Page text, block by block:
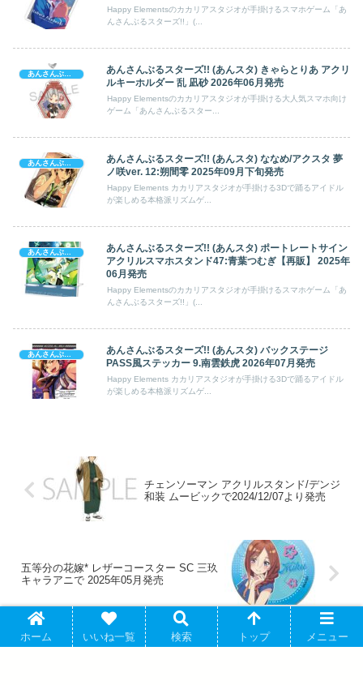
Happy Elementsのカカリアスタジオが手掛けるスマホゲーム「あ
んさんぶるスターズ!!」(...
あんさんぶるスターズ!
あんさんぶるスターズ!! (あんスタ) きゃらとりあ アクリ
ルキーホルダー 乱 凪砂 2026年06月発売
Happy Elementsのカカリアスタジオが手掛ける大人気スマホ向け
ゲーム「あんさんぶるスター...
あんさんぶるスターズ!
あんさんぶるスターズ!! (あんスタ) ななめ/アクスタ 夢
ノ咲ver. 12:朔間零 2025年09月下旬発売
Happy Elements カカリアスタジオが手掛ける3Dで踊るアイドル
が楽しめる本格派リズムゲ...
あんさんぶるスターズ!
あんさんぶるスターズ!! (あんスタ) ポートレートサイン
アクリルスマホスタンド47:青葉つむぎ【再販】 2025年
06月発売
Happy Elementsのカカリアスタジオが手掛けるスマホゲーム「あ
んさんぶるスターズ!!」(...
あんさんぶるスターズ!! (あんスタ) バックステージ
PASS風ステッカー 9.南雲鉄虎 2026年07月発売
Happy Elements カカリアスタジオが手掛ける3Dで踊るアイドル
が楽しめる本格派リズムゲ...
チェンソーマン アクリルスタンド/デンジ
和装 ムービックで2024/12/07より発売
五等分の花嫁* レザーコースター SC 三玖
キャラアニで 2025年05月発売
ホーム いいね一覧 検索 トップ メニュー